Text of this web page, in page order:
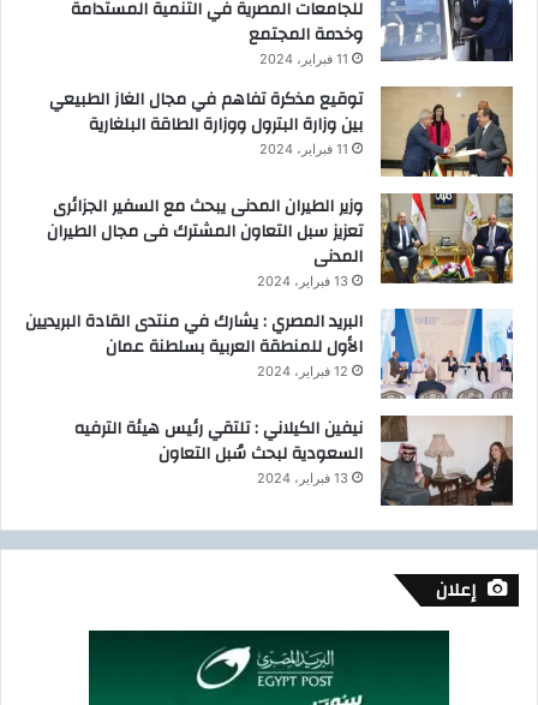
و
ق
و
ح
ت
للجامعات المصرية في التنمية المستدامة
وخدمة المجتمع
11 فبراير، 2024
توقيع مذكرة تفاهم في مجال الغاز الطبيعي
بين وزارة البترول ووزارة الطاقة البلغارية
11 فبراير، 2024
وزير الطيران المدنى يبحث مع السفير الجزائرى
تعزيز سبل التعاون المشترك فى مجال الطيران
المدنى
13 فبراير، 2024
البريد المصري : يشارك في منتدى القادة البريديين
الأول للمنطقة العربية بسلطنة عمان
12 فبراير، 2024
نيفين الكيلاني : تلتقي رئيس هيئة الترفيه
السعودية لبحث سُبل التعاون
13 فبراير، 2024
إعلان